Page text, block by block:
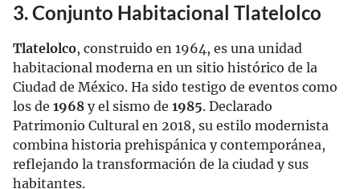
3. Conjunto Habitacional Tlatelolco
Tlatelolco, construido en 1964, es una unidad
habitacional moderna en un sitio histórico de la
Ciudad de México. Ha sido testigo de eventos como
los de 1968 y el sismo de 1985. Declarado
Patrimonio Cultural en 2018, su estilo modernista
combina historia prehispánica y contemporánea,
reflejando la transformación de la ciudad y sus
habitantes.